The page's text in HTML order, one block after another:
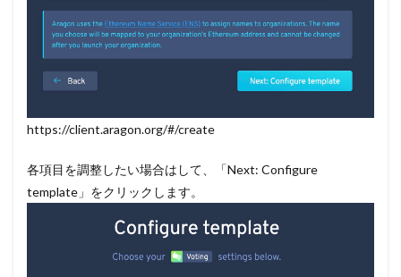
https://client.aragon.org/#/create
各項目を調整したい場合はして、「Next: Configure
template」をクリックします。